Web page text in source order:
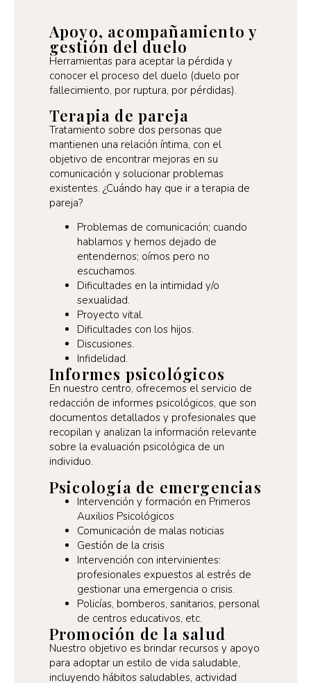
Apoyo, acompañamiento y
gestión del duelo
Herramientas para aceptar la pérdida y
conocer el proceso del duelo (duelo por
fallecimiento, por ruptura, por pérdidas).
Terapia de pareja
Tratamiento sobre dos personas que
mantienen una relación íntima, con el
objetivo de encontrar mejoras en su
comunicación y solucionar problemas
existentes. ¿Cuándo hay que ir a terapia de
pareja?
Problemas de comunicación; cuando
hablamos y hemos dejado de
entendernos; oímos pero no
escuchamos.
Dificultades en la intimidad y/o
sexualidad.
Proyecto vital.
Dificultades con los hijos.
Discusiones.
Infidelidad.
Informes psicológicos
En nuestro centro, ofrecemos el servicio de
redacción de informes psicológicos, que son
documentos detallados y profesionales que
recopilan y analizan la información relevante
sobre la evaluación psicológica de un
individuo.
Psicología de emergencias
Intervención y formación en Primeros
Auxilios Psicológicos
Comunicación de malas noticias
Gestión de la crisis
Intervención con intervinientes:
profesionales expuestos al estrés de
gestionar una emergencia o crisis.
Policías, bomberos, sanitarios, personal
de centros educativos, etc.
Promoción de la salud
Nuestro objetivo es brindar recursos y apoyo
para adoptar un estilo de vida saludable,
incluyendo hábitos saludables, actividad